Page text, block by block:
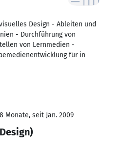
Design - Ableiten und
- Durchführung von
von Lernmedien -
für in
Monate, seit Jan. 2009